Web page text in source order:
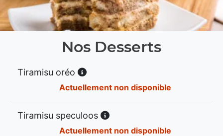
Nos Desserts
Tiramisu oréo
Actuellement non disponible
Tiramisu speculoos
Actuellement non disponible